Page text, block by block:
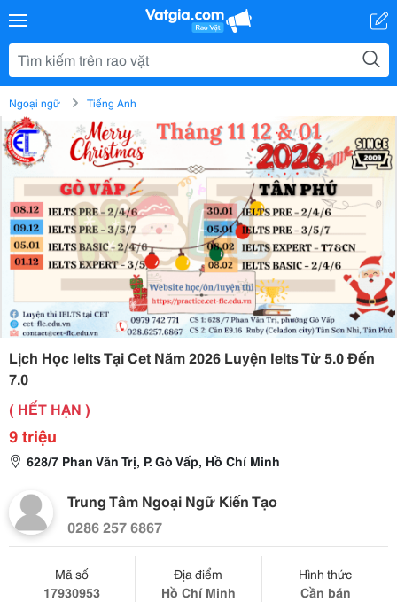
Ngoại ngữ Tiếng Anh
Lịch Học Ielts Tại Cet Năm 2026 Luyện Ielts Từ 5.0 Đến
7.0
( HẾT HẠN )
9 triệu
628/7 Phan Văn Trị, P. Gò Vấp, Hồ Chí Minh
Trung Tâm Ngoại Ngữ Kiến Tạo
0286 257 6867
Mã số
17930953
Địa điểm
Hồ Chí Minh
Hình thức
Cần bán